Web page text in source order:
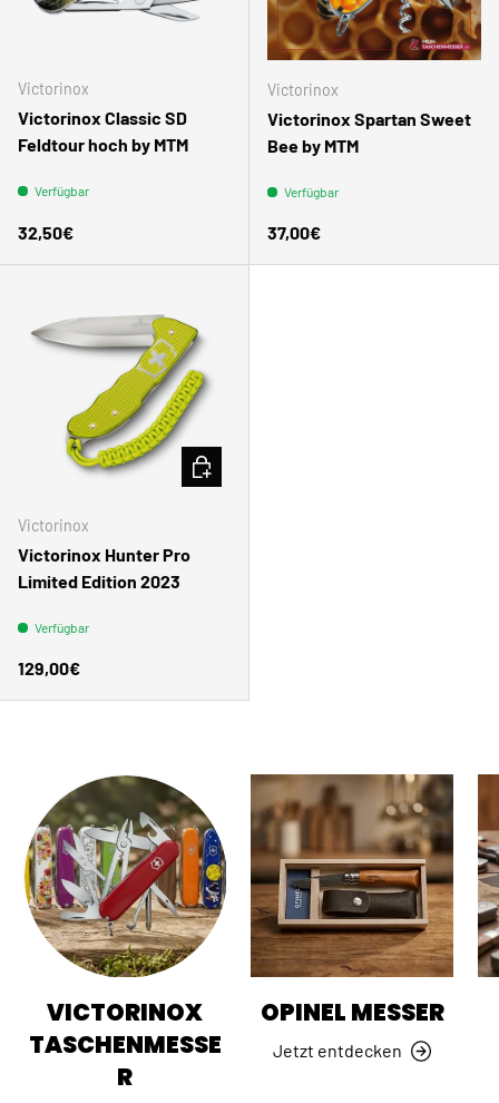
Victorinox
Victorinox Classic SD
Feldtour hoch by MTM
Verfügbar
Normaler Preis
32,50€
Victorinox
Victorinox Spartan Sweet
Bee by MTM
Verfügbar
Normaler Preis
37,00€
Victorinox
Victorinox Hunter Pro
Limited Edition 2023
Verfügbar
Normaler Preis
129,00€
IN DEN WARENKORB
VICTORINOX
TASCHENMESSE
R
OPINEL MESSER
Jetzt entdecken